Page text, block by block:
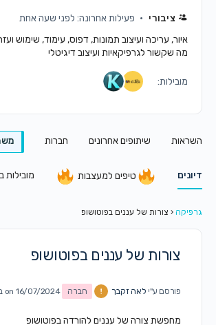
ציבורי
פעילות אחרונה: לפני שעה אחת
איור, עריכה ועיצוב תמונות, דפוס, עימוד, שימוש
מה שקשור לגרפיקאיות ועיצוב דיגיטלי
מובילות:
השראות שיתופים אחרונים חברות
דיונים טיפים למעצבות מובילות
גרפיקה ‹ צורות של עננים בפוטושופ
צורות של עננים בפוטושופ
פורסם ע"י לאה זקבך חברה on 16/07/2024 ב10:58 pm
מחפשת צורה של עננים להורדה בפוטושופ